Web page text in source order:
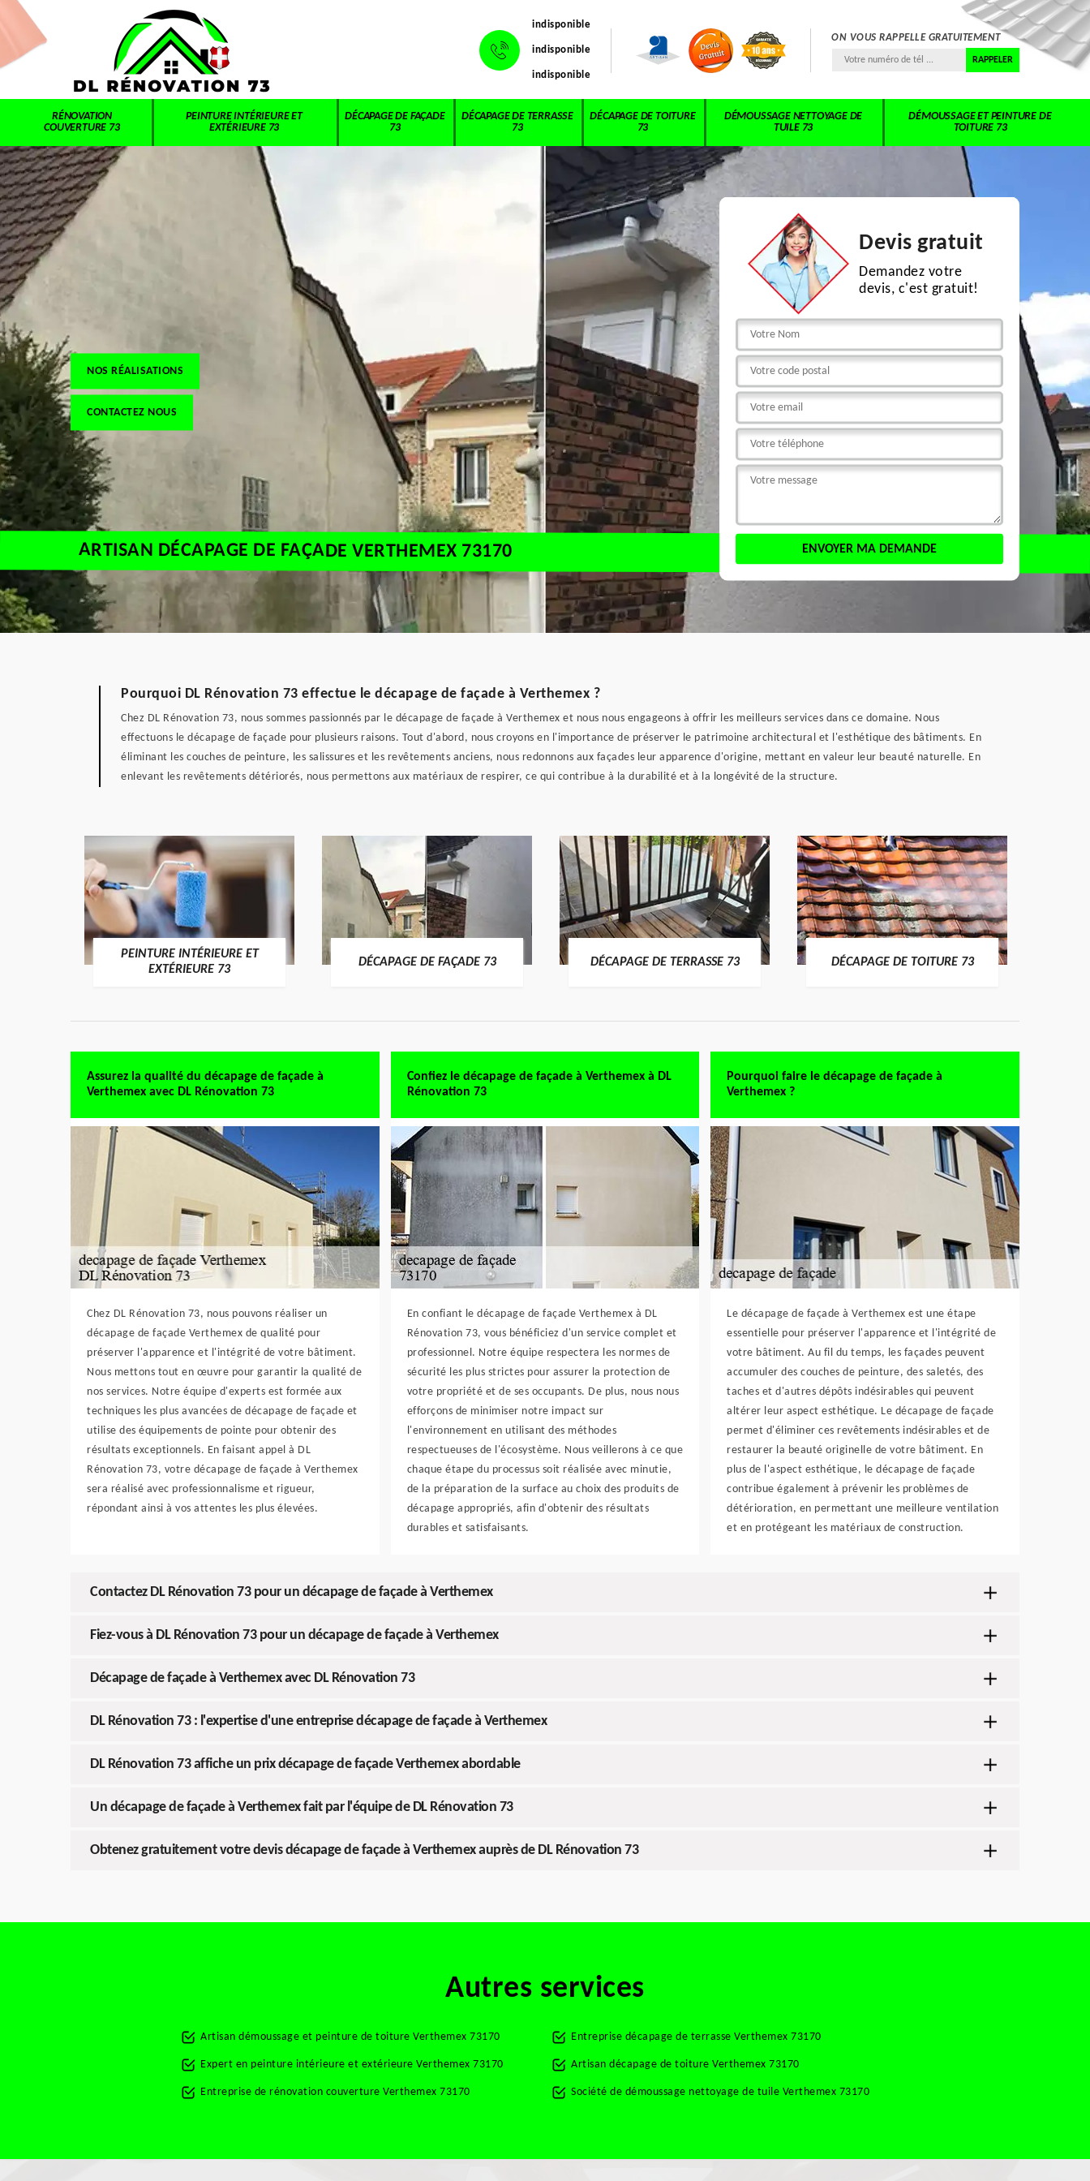
indisponible
indisponible
indisponible
ON VOUS RAPPELLE GRATUITEMENT
RÉNOVATION
COUVERTURE 73
PEINTURE INTÉRIEURE ET
EXTÉRIEURE 73
DÉCAPAGE DE FAÇADE
73
DÉCAPAGE DE TERRASSE
73
DÉCAPAGE DE TOITURE
73
DÉMOUSSAGE NETTOYAGE DE
TUILE 73
DÉMOUSSAGE ET PEINTURE DE
TOITURE 73
NOS RÉALISATIONS
CONTACTEZ NOUS
Devis gratuit
Demandez votre
devis, c'est gratuit!
ARTISAN DÉCAPAGE DE FAÇADE VERTHEMEX 73170
Pourquoi DL Rénovation 73 effectue le décapage de façade à Verthemex ?
Chez DL Rénovation 73, nous sommes passionnés par le décapage de façade à Verthemex et nous nous engageons à offrir les meilleurs services dans ce domaine. Nous
effectuons le décapage de façade pour plusieurs raisons. Tout d'abord, nous croyons en l'importance de préserver le patrimoine architectural et l'esthétique des bâtiments. En
éliminant les couches de peinture, les salissures et les revêtements anciens, nous redonnons aux façades leur apparence d'origine, mettant en valeur leur beauté naturelle. En
enlevant les revêtements détériorés, nous permettons aux matériaux de respirer, ce qui contribue à la durabilité et à la longévité de la structure.
PEINTURE INTÉRIEURE ET
EXTÉRIEURE 73
DÉCAPAGE DE FAÇADE 73 DÉCAPAGE DE TERRASSE 73 DÉCAPAGE DE TOITURE 73
Assurez la qualité du décapage de façade à
Verthemex avec DL Rénovation 73
Chez DL Rénovation 73, nous pouvons réaliser un
décapage de façade Verthemex de qualité pour
préserver l'apparence et l'intégrité de votre bâtiment.
Nous mettons tout en œuvre pour garantir la qualité de
nos services. Notre équipe d'experts est formée aux
techniques les plus avancées de décapage de façade et
utilise des équipements de pointe pour obtenir des
résultats exceptionnels. En faisant appel à DL
Rénovation 73, votre décapage de façade à Verthemex
sera réalisé avec professionnalisme et rigueur,
répondant ainsi à vos attentes les plus élevées.
Confiez le décapage de façade à Verthemex à DL
Rénovation 73
En confiant le décapage de façade Verthemex à DL
Rénovation 73, vous bénéficiez d'un service complet et
professionnel. Notre équipe respectera les normes de
sécurité les plus strictes pour assurer la protection de
votre propriété et de ses occupants. De plus, nous nous
efforçons de minimiser notre impact sur
l'environnement en utilisant des méthodes
respectueuses de l'écosystème. Nous veillerons à ce que
chaque étape du processus soit réalisée avec minutie,
de la préparation de la surface au choix des produits de
décapage appropriés, afin d'obtenir des résultats
durables et satisfaisants.
Pourquoi faire le décapage de façade à
Verthemex ?
Le décapage de façade à Verthemex est une étape
essentielle pour préserver l'apparence et l'intégrité de
votre bâtiment. Au fil du temps, les façades peuvent
accumuler des couches de peinture, des saletés, des
taches et d'autres dépôts indésirables qui peuvent
altérer leur aspect esthétique. Le décapage de façade
permet d'éliminer ces revêtements indésirables et de
restaurer la beauté originelle de votre bâtiment. En
plus de l'aspect esthétique, le décapage de façade
contribue également à prévenir les problèmes de
détérioration, en permettant une meilleure ventilation
et en protégeant les matériaux de construction.
Contactez DL Rénovation 73 pour un décapage de façade à Verthemex
Fiez-vous à DL Rénovation 73 pour un décapage de façade à Verthemex
Décapage de façade à Verthemex avec DL Rénovation 73
DL Rénovation 73 : l'expertise d'une entreprise décapage de façade à Verthemex
DL Rénovation 73 affiche un prix décapage de façade Verthemex abordable
Un décapage de façade à Verthemex fait par l'équipe de DL Rénovation 73
Obtenez gratuitement votre devis décapage de façade à Verthemex auprès de DL Rénovation 73
Autres services
Artisan démoussage et peinture de toiture Verthemex 73170
Expert en peinture intérieure et extérieure Verthemex 73170
Entreprise de rénovation couverture Verthemex 73170
Entreprise décapage de terrasse Verthemex 73170
Artisan décapage de toiture Verthemex 73170
Société de démoussage nettoyage de tuile Verthemex 73170